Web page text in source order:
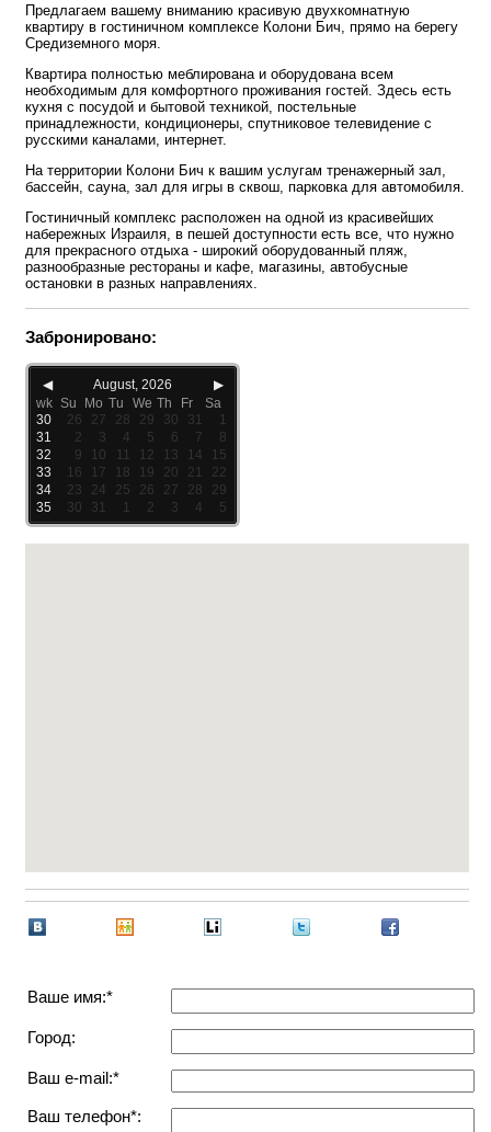
Предлагаем вашему вниманию красивую двухкомнатную
квартиру в гостиничном комплексе Колони Бич, прямо на берегу
Средиземного моря.
Квартира полностью меблирована и оборудована всем
необходимым для комфортного проживания гостей. Здесь есть
кухня с посудой и бытовой техникой, постельные
принадлежности, кондиционеры, спутниковое телевидение с
русскими каналами, интернет.
На территории Колони Бич к вашим услугам тренажерный зал,
бассейн, сауна, зал для игры в сквош, парковка для автомобиля.
Гоcтиничный комплекс расположен на одной из красивейших
набережных Израиля, в пешей доступности есть все, что нужно
для прекрасного отдыха - широкий оборудованный пляж,
разнообразные рестораны и кафе, магазины, автобусные
остановки в разных направлениях.
Забронировано:
◀ August, 2026
▶
wk Su Mo Tu We Th Fr
Sa
30
26 27 28 29 30 31
1
31
2 3 4 5 6 7
8
32
9 10 11 12 13 14
15
33
16 17 18 19 20 21
22
34
23 24 25 26 27 28
29
35
30 31 1 2 3 4 5
Ваше имя:*
Город:
Ваш e-mail:*
Ваш телефон*: